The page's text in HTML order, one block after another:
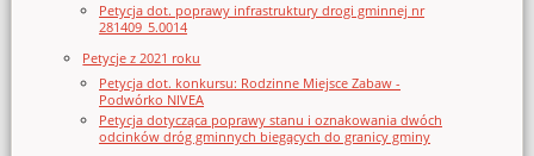
Petycja dot. poprawy infrastruktury drogi gminnej nr
281409_5.0014
Petycje z 2021 roku
Petycja dot. konkursu: Rodzinne Miejsce Zabaw -
Podwórko NIVEA
Petycja dotycząca poprawy stanu i oznakowania dwóch
odcinków dróg gminnych biegących do granicy gminy